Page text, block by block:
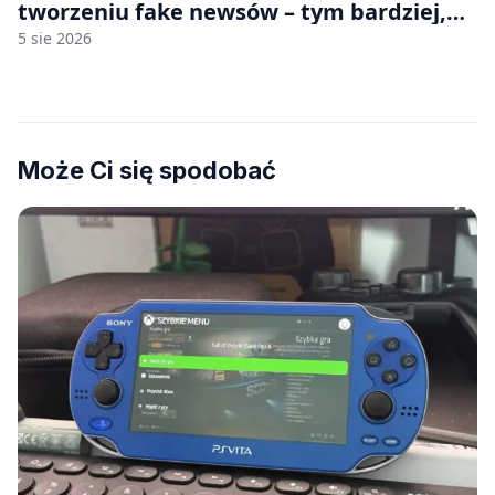
tworzeniu fake newsów – tym bardziej,
jeśli rozmawiasz z nimi po polsku
5 sie 2026
Może Ci się spodobać